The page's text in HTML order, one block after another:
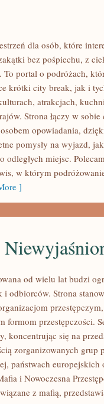
dla osób, które
bez pośpiechu, z
To portal o podróżach,
krótki city break, jak i
atrakcjach,
Strona łączy w
opowiadania,
pomysły na wyjazd,
odległych miejsc.
w którym
]
od wielu lat budzi
odbiorców. Strona
formom przestępczości.
koncentrując się na
zorganizowanych grup
państwach europejskich
i Nowoczesna
z mafią,